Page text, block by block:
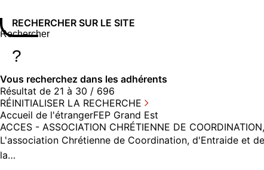
RECHERCHER SUR LE SITE
Rechercher sur le site
Saisissez au moins 3 caractères pour lancer la recherche
?
Vous recherchez dans les adhérents
Résultat de 21 à 30 / 696
RÉINITIALISER LA RECHERCHE
Accueil de l'étrangerFEP Grand Est
ACCES - ASSOCIATION CHRÉTIENNE DE
L'association Chrétienne de Coordination, d'Entraide et
la…